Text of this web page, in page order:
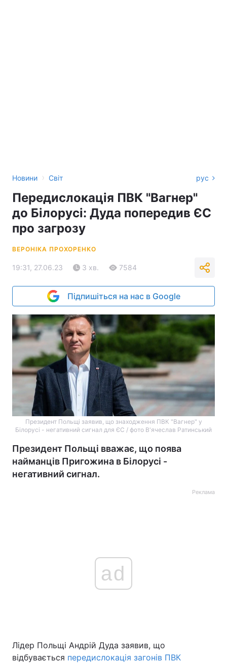
Новини › Світ рус
Передислокація ПВК "Вагнер"
до Білорусі: Дуда попередив ЄС
про загрозу
ВЕРОНІКА ПРОХОРЕНКО
19:31, 27.06.23 3 хв. 7584
Підпишіться на нас в Google
Президент Польщі заявив, що знаходження ПВК "Вагнер" у
Білорусі - негативний сигнал для ЄС / фото В'ячеслав Ратинський
Президент Польщі вважає, що поява
найманців Пригожина в Білорусі -
негативний сигнал.
Реклама
ad
Лідер Польщі Андрій Дуда заявив, що
відбувається передислокація загонів ПВК